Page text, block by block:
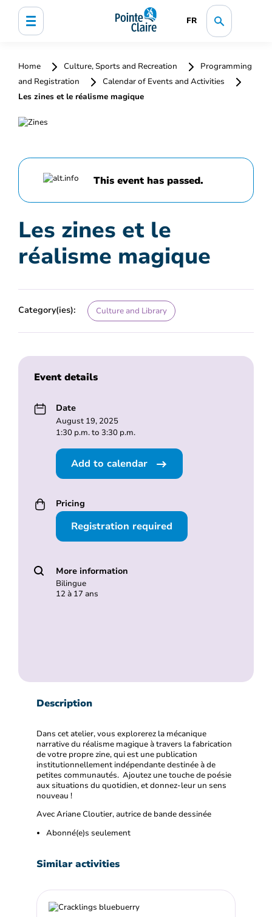
FR
Home Culture, Sports and Recreation
Programming
and Registration
Calendar of Events and Activities
Les zines et le réalisme magique
This event has passed.
Les zines et le
réalisme magique
Category(ies): Culture and Library
Event details
Date
August 19, 2025
1:30 p.m. to 3:30 p.m.
Add to calendar
Pricing
Registration required
More information
Bilingue
12 à 17 ans
Description
Dans cet atelier, vous explorerez la mécanique
narrative du réalisme magique à travers la fabrication
de votre propre zine, qui est une publication
institutionnellement indépendante destinée à de
petites communautés. Ajoutez une touche de poésie
aux situations du quotidien, et donnez-leur un sens
nouveau !
Avec Ariane Cloutier, autrice de bande dessinée
Abonné(e)s seulement
Similar activities